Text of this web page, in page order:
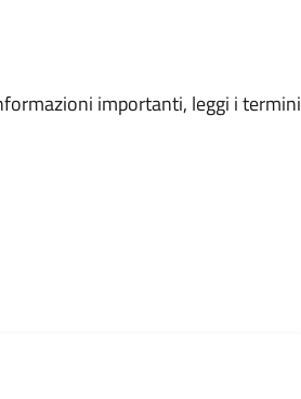
importanti, leggi i termini